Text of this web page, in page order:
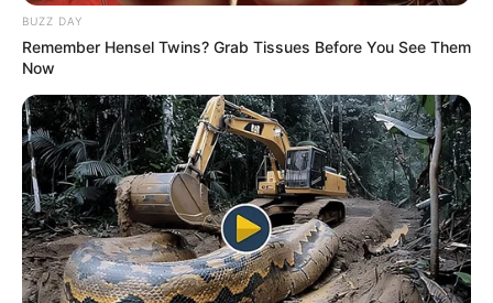
Di umurnya yang maish muda, Aalisha Panwar tetap cantik dan
bisa mempertahankan karirnya di industri hiburan India.
Kemampuan beraktingnya dan keahlian lain yang membuatnya
bisa bertahan di industri tersebut.
TAGS AALISHA PANWAR AKTRIS SELEBRITI INDIA
BUZZ DAY
Remember Hensel Twins? Grab Tissues Before You See Them
Now